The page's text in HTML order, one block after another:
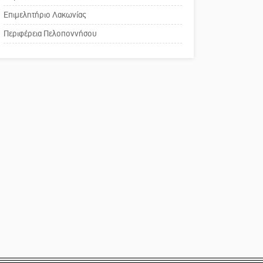
χρωμάτων στη Νεάπολη
Το δικό σας σχόλιο:
Παράδειγμα κοινωνικής
Επιμελητήριο Λακωνίας
Περιφέρεια Πελοποννήσου